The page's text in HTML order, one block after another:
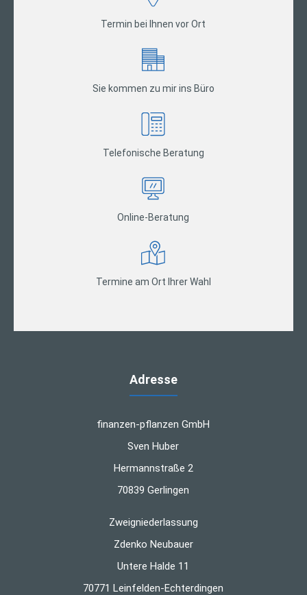
Termin bei Ihnen vor Ort
Sie kommen zu mir ins Büro
Telefonische Beratung
Online-Beratung
Termine am Ort Ihrer Wahl
Adresse
finanzen-pflanzen GmbH
Sven Huber
Hermannstraße 2
70839 Gerlingen
Zweigniederlassung
Zdenko Neubauer
Untere Halde 11
70771 Leinfelden-Echterdingen